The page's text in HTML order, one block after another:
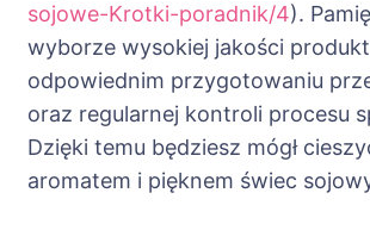
sojowe-Krotki-poradnik/4).
wyborze wysokiej jakości
odpowiednim przygotowaniu
oraz regularnej kontroli procesu
Dzięki temu będziesz mógł
aromatem i pięknem świec